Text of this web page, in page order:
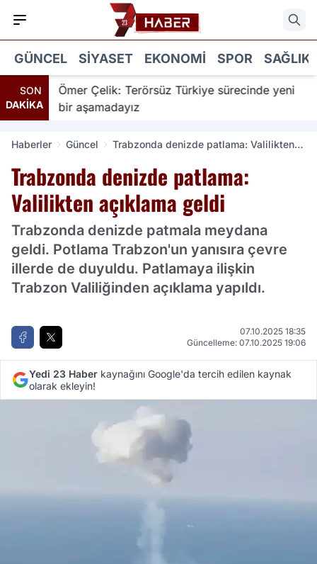
GÜNCEL SIYASET EKONOMI SPOR SAĞLIK
SON
DAKİKA
Ömer Çelik: Terörsüz Türkiye sürecinde yeni
bir aşamadayız
Haberler Güncel
Trabzonda denizde patlama: Valilikten
Trabzonda denizde patlama:
Valilikten açıklama geldi
Trabzonda denizde patmala meydana
geldi. Potlama Trabzon'un yanısıra çevre
illerde de duyuldu. Patlamaya ilişkin
Trabzon Valiliğinden açıklama yapıldı.
07.10.2025 18:35
Güncelleme: 07.10.2025 19:06
Yedi 23 Haber kaynağını Google'da tercih edilen kaynak
olarak ekleyin!